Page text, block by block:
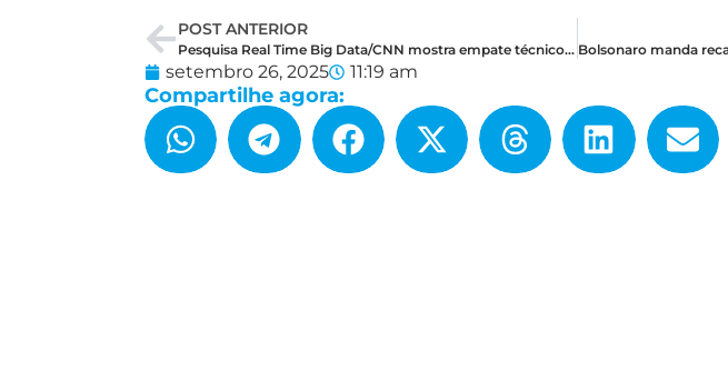
POST ANTERIOR
Pesquisa Real Time Big Data/CNN mostra empate técnico entre Allyson e Rogério no RN
setembro 26, 2025 11:19 am
Compartilhe agora: